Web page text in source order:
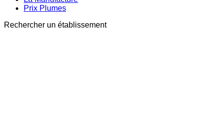
Prix Plumes
Rechercher un établissement